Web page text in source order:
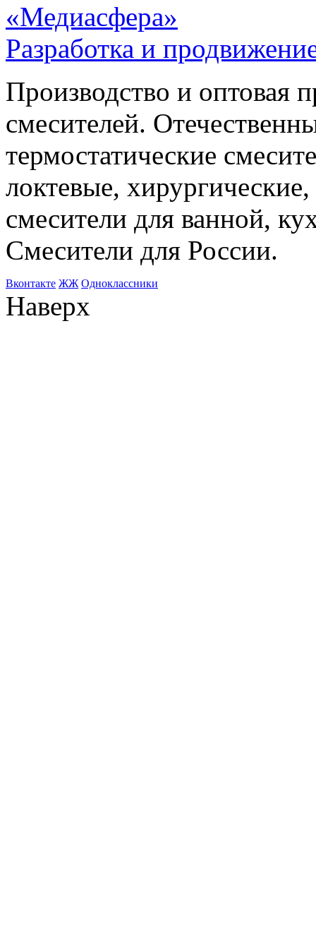
«Медиасфера»
Разработка и
Производство и оптовая
смесителей.
термостатические
локтевые,
смесители для ванной,
Смесители для России.
Bконтакте ЖЖ Одноклассники
Наверх